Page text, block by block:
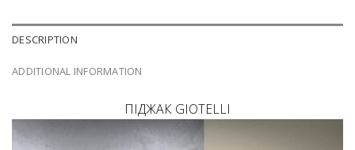
DESCRIPTION
ADDITIONAL INFORMATION
ПІДЖАК GIOTELLI